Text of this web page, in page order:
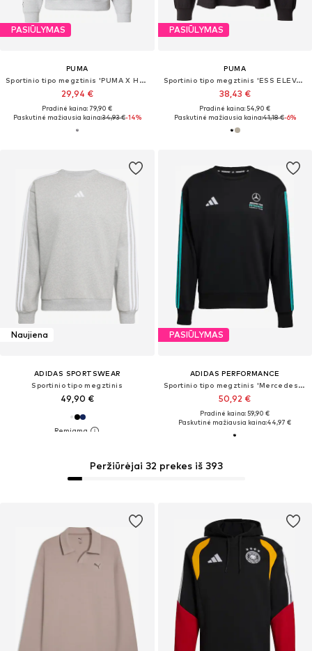
PASIŪLYMAS
PUMA
Sportinio tipo megztinis 'PUMA X HYROX CLOUDSPUN'
29,94 €
Pradinė kaina: 79,90 €
Paskutinė mažiausia kaina:34,93 €-14%
PASIŪLYMAS
PUMA
Sportinio tipo megztinis 'ESS ELEVATED'
38,43 €
Pradinė kaina: 54,90 €
Paskutinė mažiausia kaina:41,18 €-6%
Naujiena
ADIDAS SPORTSWEAR
Sportinio tipo megztinis
49,90 €
PASIŪLYMAS
ADIDAS PERFORMANCE
Sportinio tipo megztinis 'Mercedes - AMG Petronas Formula 1 Team DNA'
50,92 €
Pradinė kaina: 59,90 €
Paskutinė mažiausia kaina:44,97 €
Peržiūrėjai 32 prekes iš 393